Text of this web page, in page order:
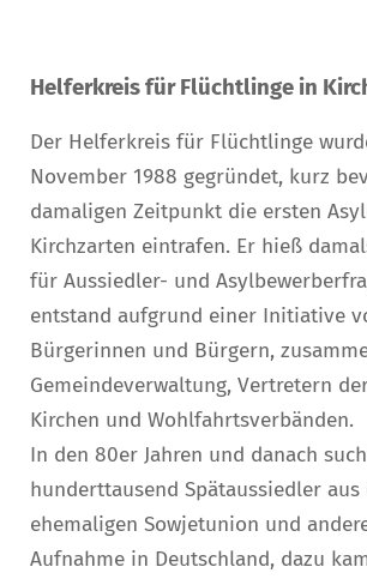
Helferkreis für Flüchtlinge in
Der Helferkreis für Flüchtlinge
November 1988 gegründet, kurz
damaligen Zeitpunkt die ersten
Kirchzarten eintrafen. Er hieß
für Aussiedler- und
entstand aufgrund einer Initiative
Bürgerinnen und Bürgern,
Gemeindeverwaltung, Vertretern
Kirchen und Wohlfahrtsverbänden.
In den 80er Jahren und danach
hunderttausend Spätaussiedler aus
ehemaligen Sowjetunion und
Aufnahme in Deutschland, dazu